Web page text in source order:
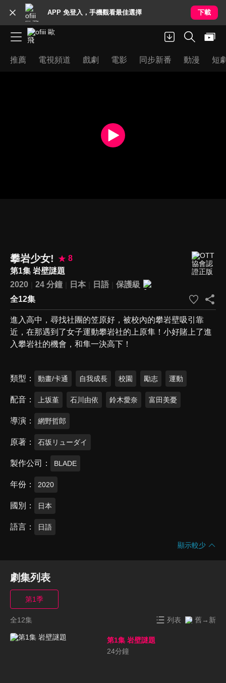
APP 免登入，手機觀看最佳選擇 下載
推薦 電視頻道 戲劇 電影 同步新番 動漫 短
攀岩少女!
8
第1集 岩壁謎題
2020
24 分鐘 日本 日語
保護級
全12集
進入高中，尋找社團的笠原好，被校內的攀岩壁吸引靠
近，在那遇到了女子運動攀岩社的上原隼！小好賭上了進
入攀岩社的機會，和隼一決高下！
類型 動畫/卡通 自我成長 校園 勵志 運動
配音 上坂堇 石川由依 鈴木愛奈 富田美憂
導演 網野哲郎
原著 石坂リューダイ
製作公司 BLADE
年份 2020
國別 日本
語言 日語
顯示較少
劇集列表
第1季
全12集 列表 舊→新
第1集 岩壁謎題
24分鐘